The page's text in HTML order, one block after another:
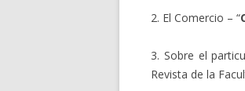
2. El Comercio – “
3. Sobre el
Revista de la